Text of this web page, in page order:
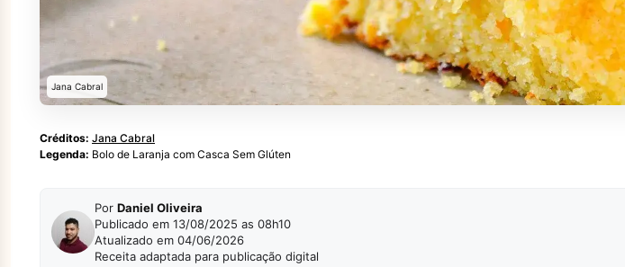
Jana Cabral
Créditos: Jana Cabral
Legenda: Bolo de Laranja com Casca Sem Glúten
Por Daniel Oliveira
Publicado em 13/08/2025 as 08h10
Atualizado em 04/06/2026
Receita adaptada para publicação digital